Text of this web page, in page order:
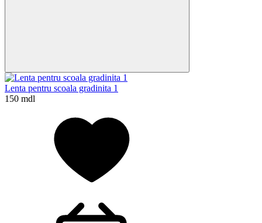
Lenta pentru scoala gradinita 1
150 mdl